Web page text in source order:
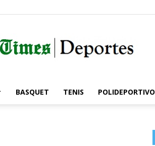
Córdoba
BASQUET TENIS POLIDEPORTIVO